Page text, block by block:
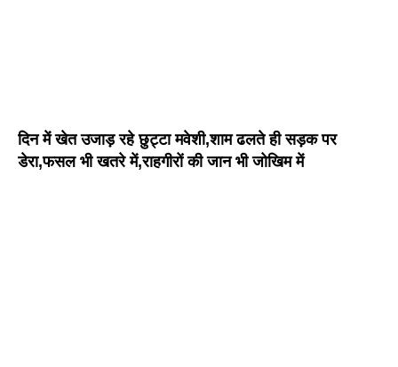
दिन में खेत उजाड़ रहे छुट्टा मवेशी,शाम ढलते ही सड़क पर
डेरा,फसल भी खतरे में,राहगीरों की जान भी जोखिम में